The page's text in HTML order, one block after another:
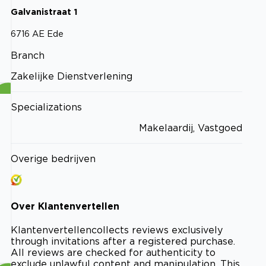
Galvanistraat 1
6716 AE Ede
Branch
Zakelijke Dienstverlening
Specializations
Makelaardij, Vastgoed
Overige bedrijven
Over Klantenvertellen
Klantenvertellencollects reviews exclusively
through invitations after a registered purchase.
All reviews are checked for authenticity to
exclude unlawful content and manipulation. This